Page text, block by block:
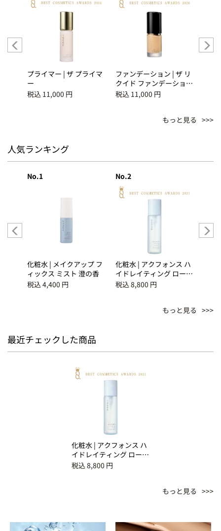
プライマー | ザ プライマ
ー
税込 11,000 円
ファンデーション | ザ リ
クイド ファンデーション
ｅ 115
税込 11,000 円
もっと見る
人気ランキング
No.1
化粧水 | メイクアップ フ
ィックス ミスト 澄の香
税込 4,400 円
No.2
化粧水 | アクフォンス ハ
イドレイティング ローシ
ョン エンリッチド
税込 8,800 円
もっと見る
最近チェックした商品
化粧水 | アクフォンス ハ
イドレイティング ローシ
ョン
税込 8,800 円
もっと見る